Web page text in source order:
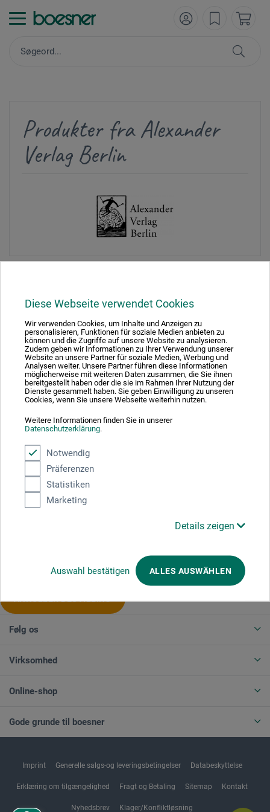
Diese Webseite verwendet Cookies
Wir verwenden Cookies, um Inhalte und Anzeigen zu
personalisieren, Funktionen für soziale Medien anbieten zu
können und die Zugriffe auf unsere Website zu analysieren.
Zudem geben wir Informationen zu Ihrer Verwendung unserer
Website an unsere Partner für soziale Medien, Werbung und
Analysen weiter. Unsere Partner führen diese Informationen
möglicherweise mit weiteren Daten zusammen, die Sie ihnen
bereitgestellt haben oder die sie im Rahmen Ihrer Nutzung der
Dienste gesammelt haben. Sie geben Einwilligung zu unseren
Cookies, wenn Sie unsere Webseite weiterhin nutzen.
Weitere Informationen finden Sie in unserer
Datenschutzerklärung.
Notwendig
Präferenzen
Statistiken
Marketing
Details zeigen
Auswahl bestätigen ALLES AUSWÄHLEN
Produkter fra Alexander
Verlag Berlin
1
Absolut sikker
Betalingsmetoder
ANNULLER BESTILLING
Følg os
Virksomhed
Online-shop
Gode grunde til boesner
Imprint Generelle salgs-og leveringsbetingelser Databeskyttelse
Erklæring om tilgængelighed Fragt og Betaling Sitemap Kontakt
Nyhedsbrev Klager/Konfliktløsning